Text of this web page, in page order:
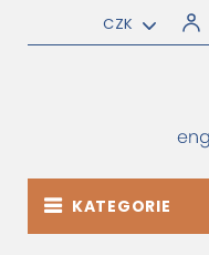
CZK
KATEGORIE